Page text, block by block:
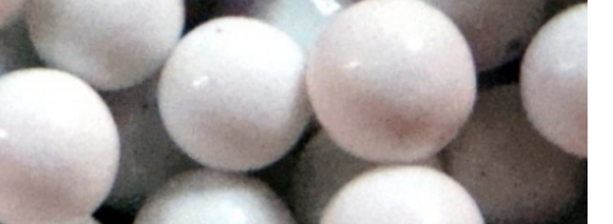
Polimento de Metais
Polimento de
Polimento de Peças de Metal
Polimento em Peças de Metal por
Polimento para Peças de Alumínio